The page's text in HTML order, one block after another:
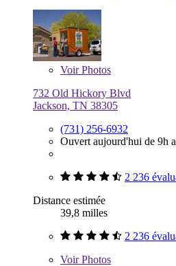
VoirPhotos
732 Old Hickory Blvd
Jackson, TN 38305
(731) 256-6932
Ouvert aujourd'hui de 9h
2 236
Distance estimée
39,8 milles
2 236
VoirPhotos